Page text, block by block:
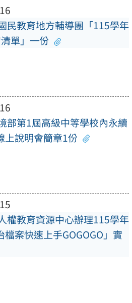
民教育地方輔導團「115學年
單」一份
部第1屆高級中等學校內永續
上說明會簡章1份
權教育資源中心辦理115學年
案快速上手GOGOGO」實